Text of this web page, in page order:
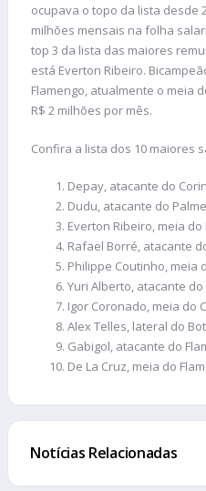
ocupava o topo da lista desde
milhões mensais na folha
top 3 da lista das maiores
está Everton Ribeiro.
Flamengo, atualmente o meia
R$ 2 milhões por mês.
Confira a lista dos 10 maiores
Depay, atacante do
Dudu, atacante do
Everton Ribeiro, meia do
Rafael Borré, atacante
Philippe Coutinho, meia
Yuri Alberto, atacante
Igor Coronado, meia do
Alex Telles, lateral do
Gabigol, atacante do
De La Cruz, meia do
Notícias Relacionadas